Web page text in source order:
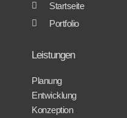
Startseite
Portfolio
Leistungen
Planung
Entwicklung
Konzeption